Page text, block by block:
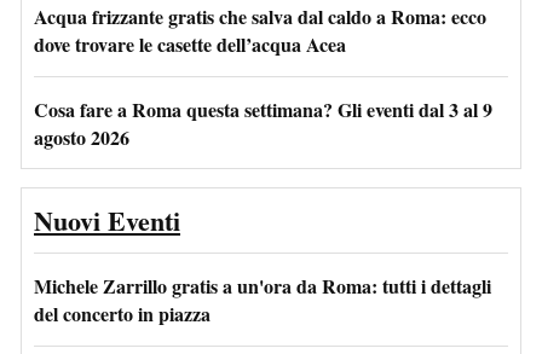
Acqua frizzante gratis che salva dal caldo a Roma: ecco
dove trovare le casette dell’acqua Acea
Cosa fare a Roma questa settimana? Gli eventi dal 3 al 9
agosto 2026
Nuovi Eventi
Michele Zarrillo gratis a un'ora da Roma: tutti i dettagli
del concerto in piazza